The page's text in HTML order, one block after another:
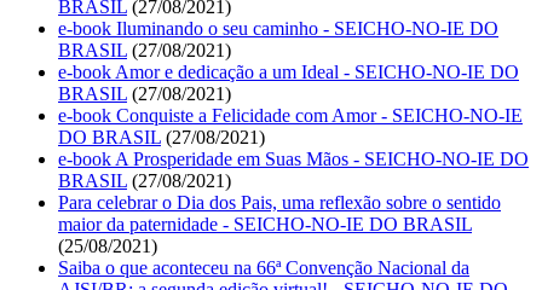
BRASIL (27/08/2021)
e-book Iluminando o seu caminho - SEICHO-NO-IE DO
BRASIL (27/08/2021)
e-book Amor e dedicação a um Ideal - SEICHO-NO-IE DO
BRASIL (27/08/2021)
e-book Conquiste a Felicidade com Amor - SEICHO-NO-IE
DO BRASIL (27/08/2021)
e-book A Prosperidade em Suas Mãos - SEICHO-NO-IE DO
BRASIL (27/08/2021)
Para celebrar o Dia dos Pais, uma reflexão sobre o sentido
maior da paternidade - SEICHO-NO-IE DO BRASIL
(25/08/2021)
Saiba o que aconteceu na 66ª Convenção Nacional da